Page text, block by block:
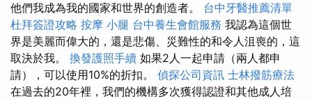
他們我成為我的國家和世界的創造者。 台中牙醫推薦清單
杜拜簽證攻略 按摩 小腿 台中養生會館服務 我認為這個世
界是美麗而偉大的，還是悲傷、災難性的和令人沮喪的，這
取決於我。 換發護照手續 如果2人一起申請（兩人都申
請），可以使用10%的折扣。 偵探公司資訊 士林撥筋療法
在過去的20年裡，我們的機構多次獲得認證和其他成人培